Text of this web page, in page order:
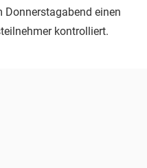
Donnerstagabend einen
kontrolliert.